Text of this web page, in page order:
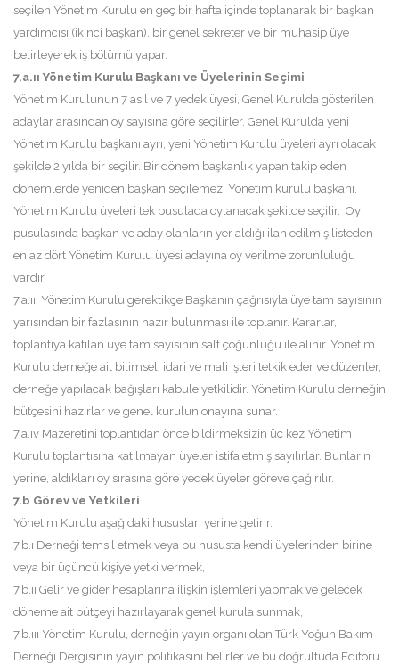
seçilen Yönetim Kurulu en geç bir hafta içinde toplanarak bir başkan
yardımcısı (ikinci başkan), bir genel sekreter ve bir muhasip üye
belirleyerek iş bölümü yapar.
7.a.ıı Yönetim Kurulu Başkanı ve Üyelerinin Seçimi
Yönetim Kurulunun 7 asıl ve 7 yedek üyesi, Genel Kurulda gösterilen
adaylar arasından oy sayısına göre seçilirler. Genel Kurulda yeni
Yönetim Kurulu başkanı ayrı, yeni Yönetim Kurulu üyeleri ayrı olacak
şekilde 2 yılda bir seçilir. Bir dönem başkanlık yapan takip eden
dönemlerde yeniden başkan seçilemez. Yönetim kurulu başkanı,
Yönetim Kurulu üyeleri tek pusulada oylanacak şekilde seçilir. Oy
pusulasında başkan ve aday olanların yer aldığı ilan edilmiş listeden
en az dört Yönetim Kurulu üyesi adayına oy verilme zorunluluğu
vardır.
7.a.ııı Yönetim Kurulu gerektikçe Başkanın çağrısıyla üye tam sayısının
yarısından bir fazlasının hazır bulunması ile toplanır. Kararlar,
toplantıya katılan üye tam sayısının salt çoğunluğu ile alınır. Yönetim
Kurulu derneğe ait bilimsel, idari ve mali işleri tetkik eder ve düzenler,
derneğe yapılacak bağışları kabule yetkilidir. Yönetim Kurulu derneğin
bütçesini hazırlar ve genel kurulun onayına sunar.
7.a.ıv Mazeretini toplantıdan önce bildirmeksizin üç kez Yönetim
Kurulu toplantısına katılmayan üyeler istifa etmiş sayılırlar. Bunların
yerine, aldıkları oy sırasına göre yedek üyeler göreve çağırılır.
7.b Görev ve Yetkileri
Yönetim Kurulu aşağıdaki hususları yerine getirir.
7.b.ı Derneği temsil etmek veya bu hususta kendi üyelerinden birine
veya bir üçüncü kişiye yetki vermek,
7.b.ıı Gelir ve gider hesaplarına ilişkin işlemleri yapmak ve gelecek
döneme ait bütçeyi hazırlayarak genel kurula sunmak,
7.b.ııı Yönetim Kurulu, derneğin yayın organı olan Türk Yoğun Bakım
Derneği Dergisinin yayın politikasını belirler ve bu doğrultuda Editörü